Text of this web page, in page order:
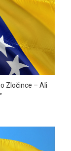
Zločince – Ali